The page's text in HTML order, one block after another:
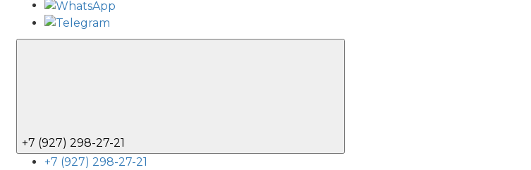
+7 (927) 298-27-21
+7 (927) 298-27-21